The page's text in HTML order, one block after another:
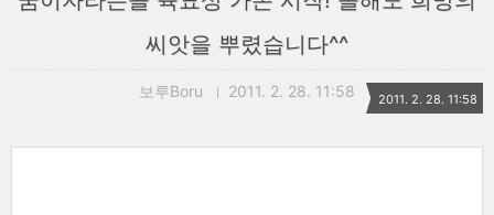
씨앗을 뿌렸습니다^^
보루Boru 2011. 2. 28. 11:58 2011. 2. 28. 11:58